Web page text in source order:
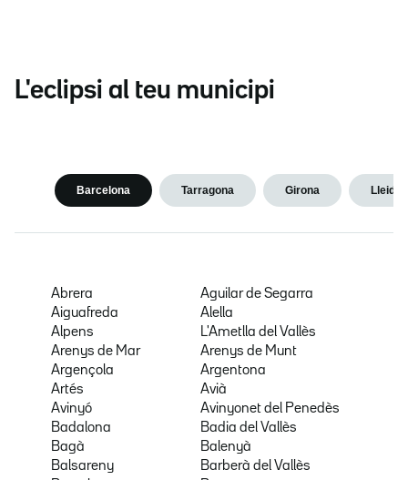
L'eclipsi al teu municipi
Barcelona Tarragona Girona Lleida
Abrera
Aguilar de Segarra
Aiguafreda
Alella
Alpens
L'Ametlla del Vallès
Arenys de Mar
Arenys de Munt
Argençola
Argentona
Artés
Avià
Avinyó
Avinyonet del Penedès
Badalona
Badia del Vallès
Bagà
Balenyà
Balsareny
Barberà del Vallès